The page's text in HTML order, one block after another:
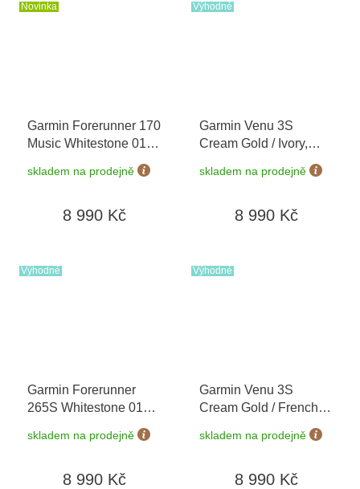
Novinka
Garmin Forerunner 170
Music Whitestone 010-
+ možnost
výměny do 90 dní
skladem na prodejně
8 990 Kč
Výhodné
Garmin Venu 3S
Cream Gold / Ivory,
02785-04
skladem na prodejně
8 990 Kč
Výhodné
Garmin Forerunner
265S Whitestone 010-
+ možnost
výměny do 90 dní
skladem na prodejně
8 990 Kč
Výhodné
Garmin Venu 3S
Cream Gold / French
010-02785-02
skladem na prodejně
8 990 Kč